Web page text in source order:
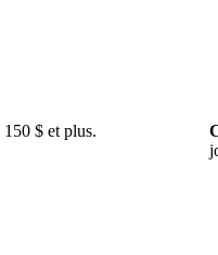
150 $ et plus.